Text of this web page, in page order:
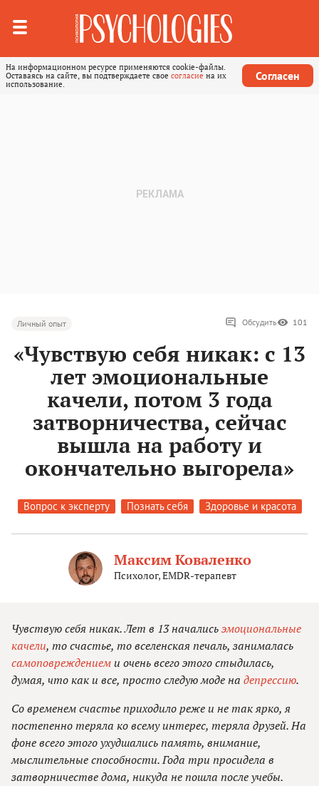
На информационном ресурсе применяются cookie-файлы.
Оставаясь на сайте, вы подтверждаете свое согласие на их
использование.
Согласен
Личный опыт Обсудить 101
«Чувствую себя никак: с 13
лет эмоциональные
качели, потом 3 года
затворничества, сейчас
вышла на работу и
окончательно выгорела»
Вопрос к эксперту Познать себя Здоровье и красота
Максим Коваленко
Психолог, EMDR-терапевт
Чувствую себя никак. Лет в 13 началисьэмоциональные
качели, то счастье, то вселенская печаль, занималась
самоповреждениеми очень всего этого стыдилась,
думая, что как и все, просто следую моде на депрессию.
Со временем счастье приходило реже и не так ярко, я
постепенно теряла ко всему интерес, теряла друзей. На
фоне всего этого ухудшались память, внимание,
мыслительные способности. Года три просидела в
затворничестве дома, никуда не пошла после учебы.